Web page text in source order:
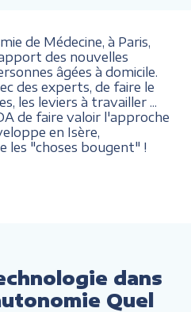
de Médecine, à Paris,
des nouvelles
âgées à domicile.
des experts, de faire le
les leviers à travailler ...
de faire valoir l'approche
en Isère,
les "choses bougent" !
dans
Quel